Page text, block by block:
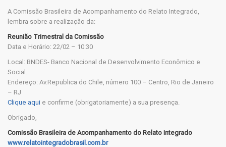
A Comissão Brasileira de Acompanhamento do Relato Integrado,
lembra sobre a realização da:
Reunião Trimestral da Comissão
Data e Horário: 22/02 – 10:30
Local: BNDES- Banco Nacional de Desenvolvimento Econômico e
Social.
Endereço: Av.Republica do Chile, número 100 – Centro, Rio de Janeiro
– RJ
Clique aqui e confirme (obrigatoriamente) a sua presença.
Obrigado,
Comissão Brasileira de Acompanhamento do Relato Integrado
www.relatointegradobrasil.com.br